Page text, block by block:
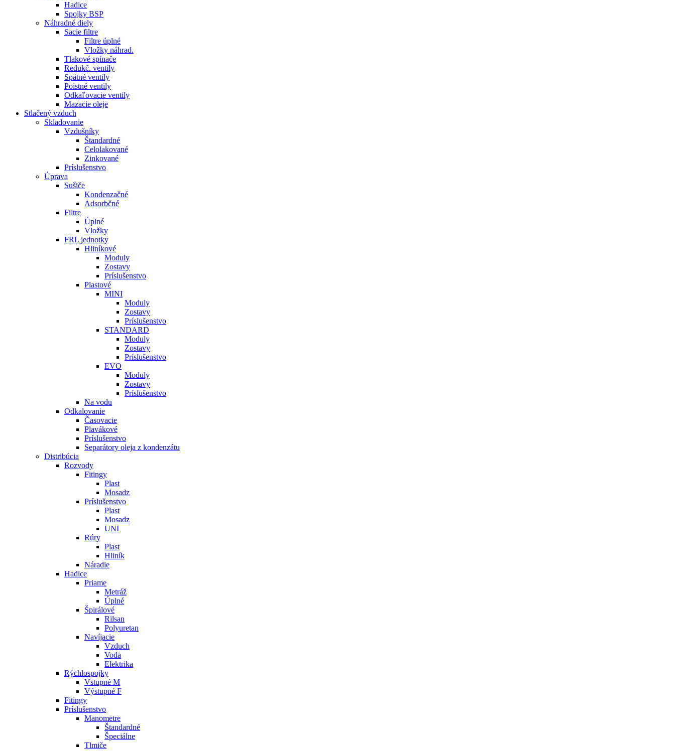
Hadice
Spojky BSP
Náhradné diely
Sacie filtre
Filtre úplné
Vložky náhrad.
Tlakové spínače
Redukč. ventily
Spätné ventily
Poistné ventily
Odkaľovacie ventily
Mazacie oleje
Stlačený vzduch
Skladovanie
Vzdušníky
Štandardné
Celolakované
Zinkované
Príslušenstvo
Úprava
Sušiče
Kondenzačné
Adsorbčné
Filtre
Úplné
Vložky
FRL jednotky
Hliníkové
Moduly
Zostavy
Príslušenstvo
Plastové
MINI
Moduly
Zostavy
Príslušenstvo
STANDARD
Moduly
Zostavy
Príslušenstvo
EVO
Moduly
Zostavy
Príslušenstvo
Na vodu
Odkalovanie
Časovacie
Plavákové
Príslušenstvo
Separátory oleja z kondenzátu
Distribúcia
Rozvody
Fitingy
Plast
Mosadz
Príslušenstvo
Plast
Mosadz
UNI
Rúry
Plast
Hliník
Náradie
Hadice
Priame
Metráž
Úplné
Špirálové
Rilsan
Polyuretan
Navíjacie
Vzduch
Voda
Elektrika
Rýchlospojky
Vstupné M
Výstupné F
Fitingy
Príslušenstvo
Manometre
Štandardné
Špeciálne
Tlmiče